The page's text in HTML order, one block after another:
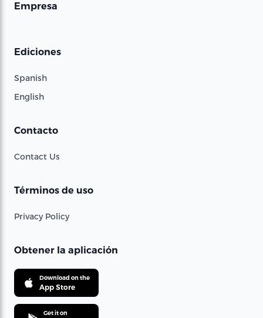
Empresa
Ediciones
Spanish
English
Contacto
Contact Us
Términos de uso
Privacy Policy
Obtener la aplicación
Download on the
App Store
Get it on